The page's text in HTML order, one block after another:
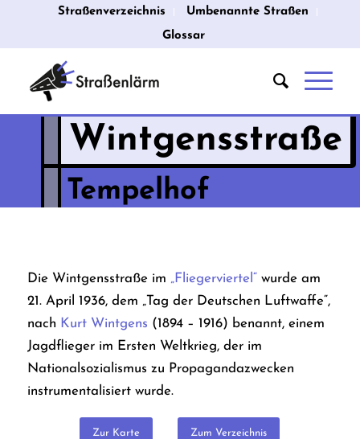
Straßenverzeichnis
Umbenannte Straßen
Glossar
Wintgensstraße
Tempelhof
Die Wintgensstraße im „Fliegerviertel“ wurde am
21. April 1936, dem „Tag der Deutschen Luftwaffe“,
nach Kurt Wintgens (1894 – 1916) benannt, einem
Jagdflieger im Ersten Weltkrieg, der im
Nationalsozialismus zu Propagandazwecken
instrumentalisiert wurde.
Zur Karte Zum Verzeichnis